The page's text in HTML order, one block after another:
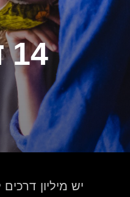
14 דרכים להפוך יצירה משותפת ליעילה וכיפית!
יש מיליון